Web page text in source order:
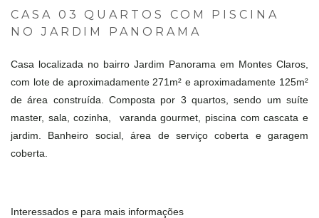
CASA 03 QUARTOS COM PISCINA
NO JARDIM PANORAMA
Casa localizada no bairro Jardim Panorama em Montes Claros,
com lote de aproximadamente 271m² e aproximadamente 125m²
de área construída. Composta por 3 quartos, sendo um suíte
master, sala, cozinha, varanda gourmet, piscina com cascata e
jardim. Banheiro social, área de serviço coberta e garagem
coberta.
Interessados e para mais informações